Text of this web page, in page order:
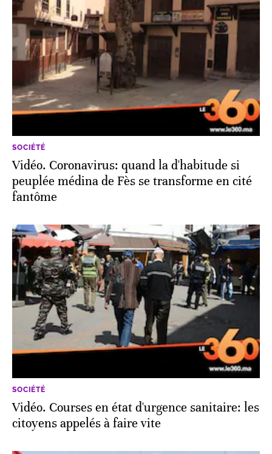
SOCIÉTÉ
Vidéo. Coronavirus: quand la d'habitude si
peuplée médina de Fès se transforme en cité
fantôme
SOCIÉTÉ
Vidéo. Courses en état d'urgence sanitaire: les
citoyens appelés à faire vite